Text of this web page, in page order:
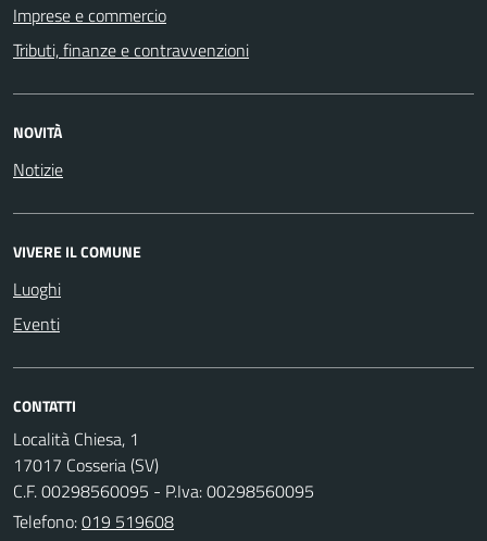
Imprese e commercio
Tributi, finanze e contravvenzioni
NOVITÀ
Notizie
VIVERE IL COMUNE
Luoghi
Eventi
CONTATTI
Località Chiesa, 1
17017 Cosseria (SV)
C.F. 00298560095 - P.Iva: 00298560095
Telefono:019 519608